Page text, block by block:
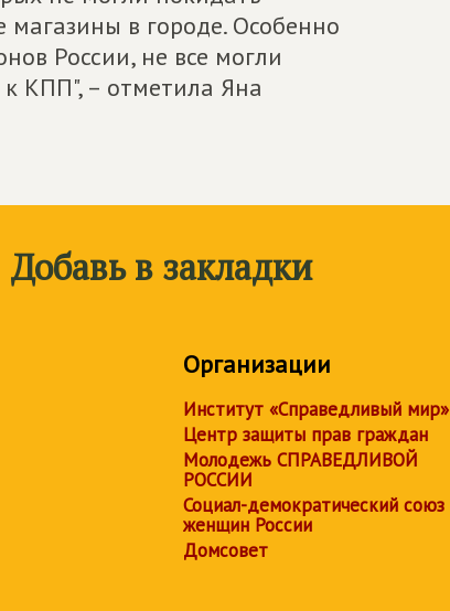
в городе. Особенно
России, не все могли
КПП", – отметила Яна
Добавь в закладки
Организации
Институт «Справедливый мир»
Центр защиты прав граждан
Молодежь СПРАВЕДЛИВОЙ
РОССИИ
Социал-демократический союз
женщин России
Домсовет